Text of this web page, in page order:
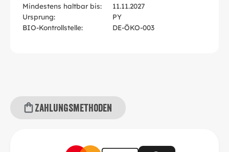
Mindestens haltbar bis:
11.11.2027
Ursprung:
PY
BIO-Kontrollstelle:
DE-ÖKO-003
Zahlungsmethoden